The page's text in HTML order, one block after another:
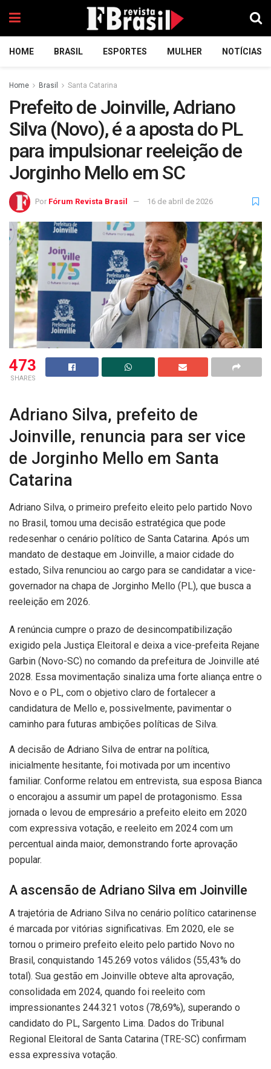
HOME BRASIL ESPORTES MULHER NOTÍCIAS
Home Brasil Santa Catarina
Prefeito de Joinville, Adriano
Silva (Novo), é a aposta do PL
para impulsionar reeleição de
Jorginho Mello em SC
Por Fórum Revista Brasil 16 de abril de 2026
473
SHARES
Adriano Silva, prefeito de
Joinville, renuncia para ser vice
de Jorginho Mello em Santa
Catarina
Adriano Silva, o primeiro prefeito eleito pelo partido Novo
no Brasil, tomou uma decisão estratégica que pode
redesenhar o cenário político de Santa Catarina. Após um
mandato de destaque em Joinville, a maior cidade do
estado, Silva renunciou ao cargo para se candidatar a vice-
governador na chapa de Jorginho Mello (PL), que busca a
reeleição em 2026.
A renúncia cumpre o prazo de desincompatibilização
exigido pela Justiça Eleitoral e deixa a vice-prefeita Rejane
Garbin (Novo-SC) no comando da prefeitura de Joinville até
2028. Essa movimentação sinaliza uma forte aliança entre o
Novo e o PL, com o objetivo claro de fortalecer a
candidatura de Mello e, possivelmente, pavimentar o
caminho para futuras ambições políticas de Silva.
A decisão de Adriano Silva de entrar na política,
inicialmente hesitante, foi motivada por um incentivo
familiar. Conforme relatou em entrevista, sua esposa Bianca
o encorajou a assumir um papel de protagonismo. Essa
jornada o levou de empresário a prefeito eleito em 2020
com expressiva votação, e reeleito em 2024 com um
percentual ainda maior, demonstrando forte aprovação
popular.
A ascensão de Adriano Silva em Joinville
A trajetória de Adriano Silva no cenário político catarinense
é marcada por vitórias significativas. Em 2020, ele se
tornou o primeiro prefeito eleito pelo partido Novo no
Brasil, conquistando 145.269 votos válidos (55,43% do
total). Sua gestão em Joinville obteve alta aprovação,
consolidada em 2024, quando foi reeleito com
impressionantes 244.321 votos (78,69%), superando o
candidato do PL, Sargento Lima. Dados do Tribunal
Regional Eleitoral de Santa Catarina (TRE-SC) confirmam
essa expressiva votação.